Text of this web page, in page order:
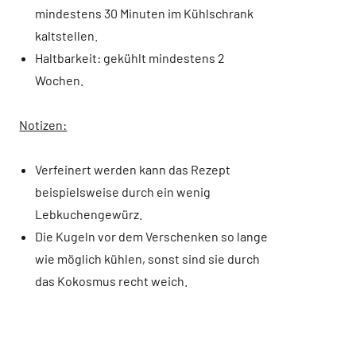
mindestens 30 Minuten im Kühlschrank
kaltstellen.
Haltbarkeit: gekühlt mindestens 2
Wochen.
Notizen:
Verfeinert werden kann das Rezept
beispielsweise durch ein wenig
Lebkuchengewürz.
Die Kugeln vor dem Verschenken so lange
wie möglich kühlen, sonst sind sie durch
das Kokosmus recht weich.